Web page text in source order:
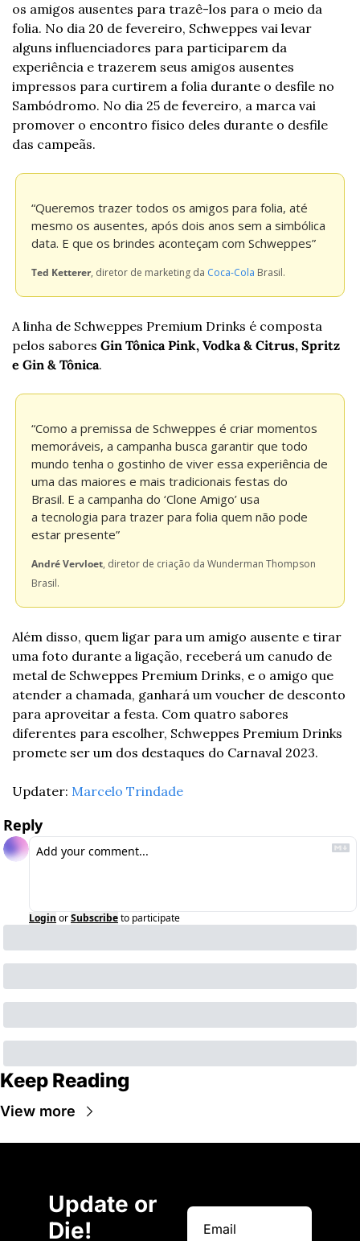
os amigos ausentes para trazê-los para o meio da
folia. No dia 20 de fevereiro, Schweppes vai levar
alguns influenciadores para participarem da
experiência e trazerem seus amigos ausentes
impressos para curtirem a folia durante o desfile no
Sambódromo. No dia 25 de fevereiro, a marca vai
promover o encontro físico deles durante o desfile
das campeãs.
“Queremos trazer todos os amigos para folia, até
mesmo os ausentes, após dois anos sem a simbólica
data. E que os brindes aconteçam com Schweppes”
Ted Ketterer, diretor de marketing da Coca-Cola Brasil.
A linha de Schweppes Premium Drinks é composta
pelos sabores Gin Tônica Pink, Vodka & Citrus, Spritz
e Gin & Tônica.
“Como a premissa de Schweppes é criar momentos
memoráveis, a campanha busca garantir que todo
mundo tenha o gostinho de viver essa experiência de
uma das maiores e mais tradicionais festas do
Brasil. E a campanha do ‘Clone Amigo’ usa
a tecnologia para trazer para folia quem não pode
estar presente”
André Vervloet, diretor de criação da Wunderman Thompson
Brasil.
Além disso, quem ligar para um amigo ausente e tirar
uma foto durante a ligação, receberá um canudo de
metal de Schweppes Premium Drinks, e o amigo que
atender a chamada, ganhará um voucher de desconto
para aproveitar a festa. Com quatro sabores
diferentes para escolher, Schweppes Premium Drinks
promete ser um dos destaques do Carnaval 2023.
Updater: Marcelo Trindade
Reply
Login orSubscribeto participate
Keep Reading
View more
Update or
Die!